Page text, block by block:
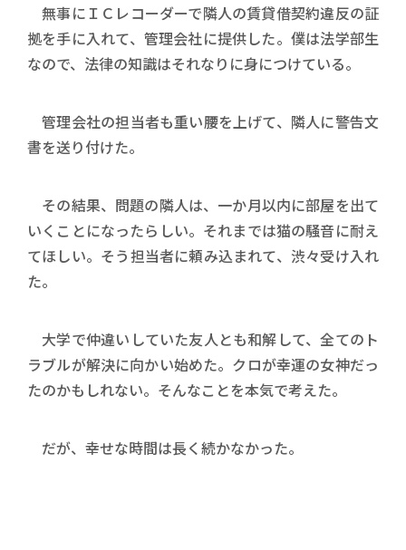
無事にＩＣレコーダーで隣人の賃貸借契約違反の証
拠を手に入れて、管理会社に提供した。僕は法学部生
なので、法律の知識はそれなりに身につけている。
管理会社の担当者も重い腰を上げて、隣人に警告文
書を送り付けた。
その結果、問題の隣人は、一か月以内に部屋を出て
いくことになったらしい。それまでは猫の騒音に耐え
てほしい。そう担当者に頼み込まれて、渋々受け入れ
た。
大学で仲違いしていた友人とも和解して、全てのト
ラブルが解決に向かい始めた。クロが幸運の女神だっ
たのかもしれない。そんなことを本気で考えた。
だが、幸せな時間は長く続かなかった。